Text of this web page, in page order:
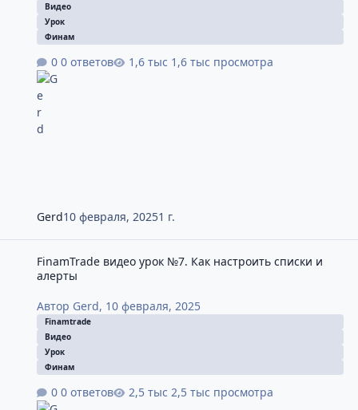
Видео
Урок
Финам
0 ответов 1,6 тыс просмотра
Gerd10 февраля, 20251 г.
FinamTrade видео урок №7. Как настроить списки и
алерты
Автор Gerd, 10 февраля, 2025
Finamtrade
Видео
Урок
Финам
0 ответов 2,5 тыс просмотра